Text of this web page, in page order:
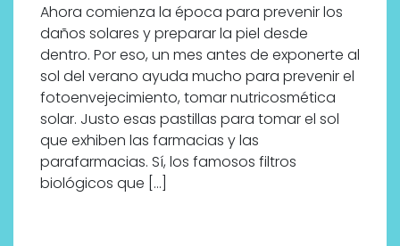
Ahora comienza la época para prevenir los
daños solares y preparar la piel desde
dentro. Por eso, un mes antes de exponerte al
sol del verano ayuda mucho para prevenir el
fotoenvejecimiento, tomar nutricosmética
solar. Justo esas pastillas para tomar el sol
que exhiben las farmacias y las
parafarmacias. Sí, los famosos filtros
biológicos que […]